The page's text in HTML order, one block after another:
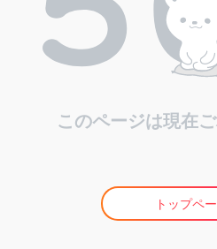
このページは現在